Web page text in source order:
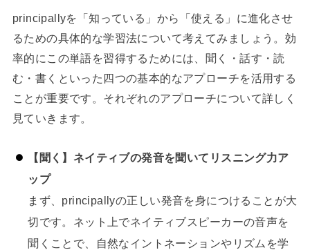
principallyを「知っている」から「使える」に進化させ
るための具体的な学習法について考えてみましょう。効
率的にこの単語を習得するためには、聞く・話す・読
む・書くといった四つの基本的なアプローチを活用する
ことが重要です。それぞれのアプローチについて詳しく
見ていきます。
【聞く】ネイティブの発音を聞いてリスニング力ア
ップ
まず、principallyの正しい発音を身につけることが大
切です。ネット上でネイティブスピーカーの音声を
聞くことで、自然なイントネーションやリズムを学